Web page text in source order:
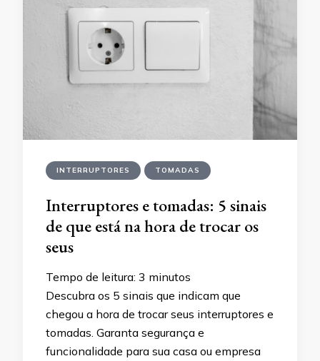
INTERRUPTORES TOMADAS
Interruptores e tomadas: 5 sinais
de que está na hora de trocar os
seus
Tempo de leitura: 3 minutos
Descubra os 5 sinais que indicam que
chegou a hora de trocar seus interruptores e
tomadas. Garanta segurança e
funcionalidade para sua casa ou empresa